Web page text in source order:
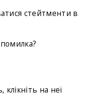
стейтменти в
на неї